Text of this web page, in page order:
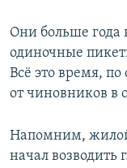
Они больше года
одиночные
Всё это время,
от чиновников в
Напомним,
начал возводить